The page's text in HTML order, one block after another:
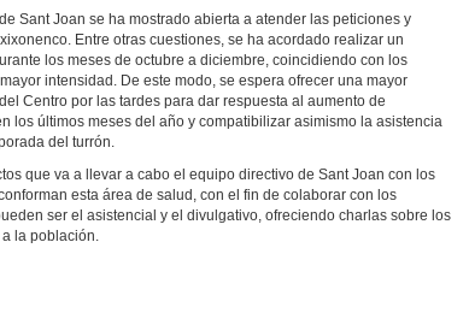
Sant Joan se ha mostrado abierta a atender las peticiones y
Entre otras cuestiones, se ha acordado realizar un
los meses de octubre a diciembre, coincidiendo con los
intensidad. De este modo, se espera ofrecer una mayor
Centro por las tardes para dar respuesta al aumento de
los últimos meses del año y compatibilizar asimismo la asistencia
del turrón.
que va a llevar a cabo el equipo directivo de Sant Joan con los
esta área de salud, con el fin de colaborar con los
ser el asistencial y el divulgativo, ofreciendo charlas sobre los
la población.